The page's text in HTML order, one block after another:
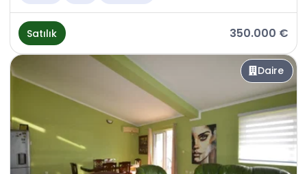
Satılık 350.000 €
Daire